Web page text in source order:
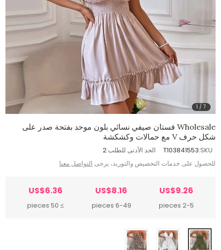
1 /7
Wholesale فستان صيفي نسائي بلون موحد بفتحة صدر على
شكل حرف V مع حمالات وكشكشة
SKU:
T103841553 الحد الأدنى للطلب:2
للحصول على خدمات التخصيص والتوريد، يرجى التواصل معنا
US$9.26
2-5 pieces
US$8.16
6-49 pieces
US$6.36
≥ 50 pieces